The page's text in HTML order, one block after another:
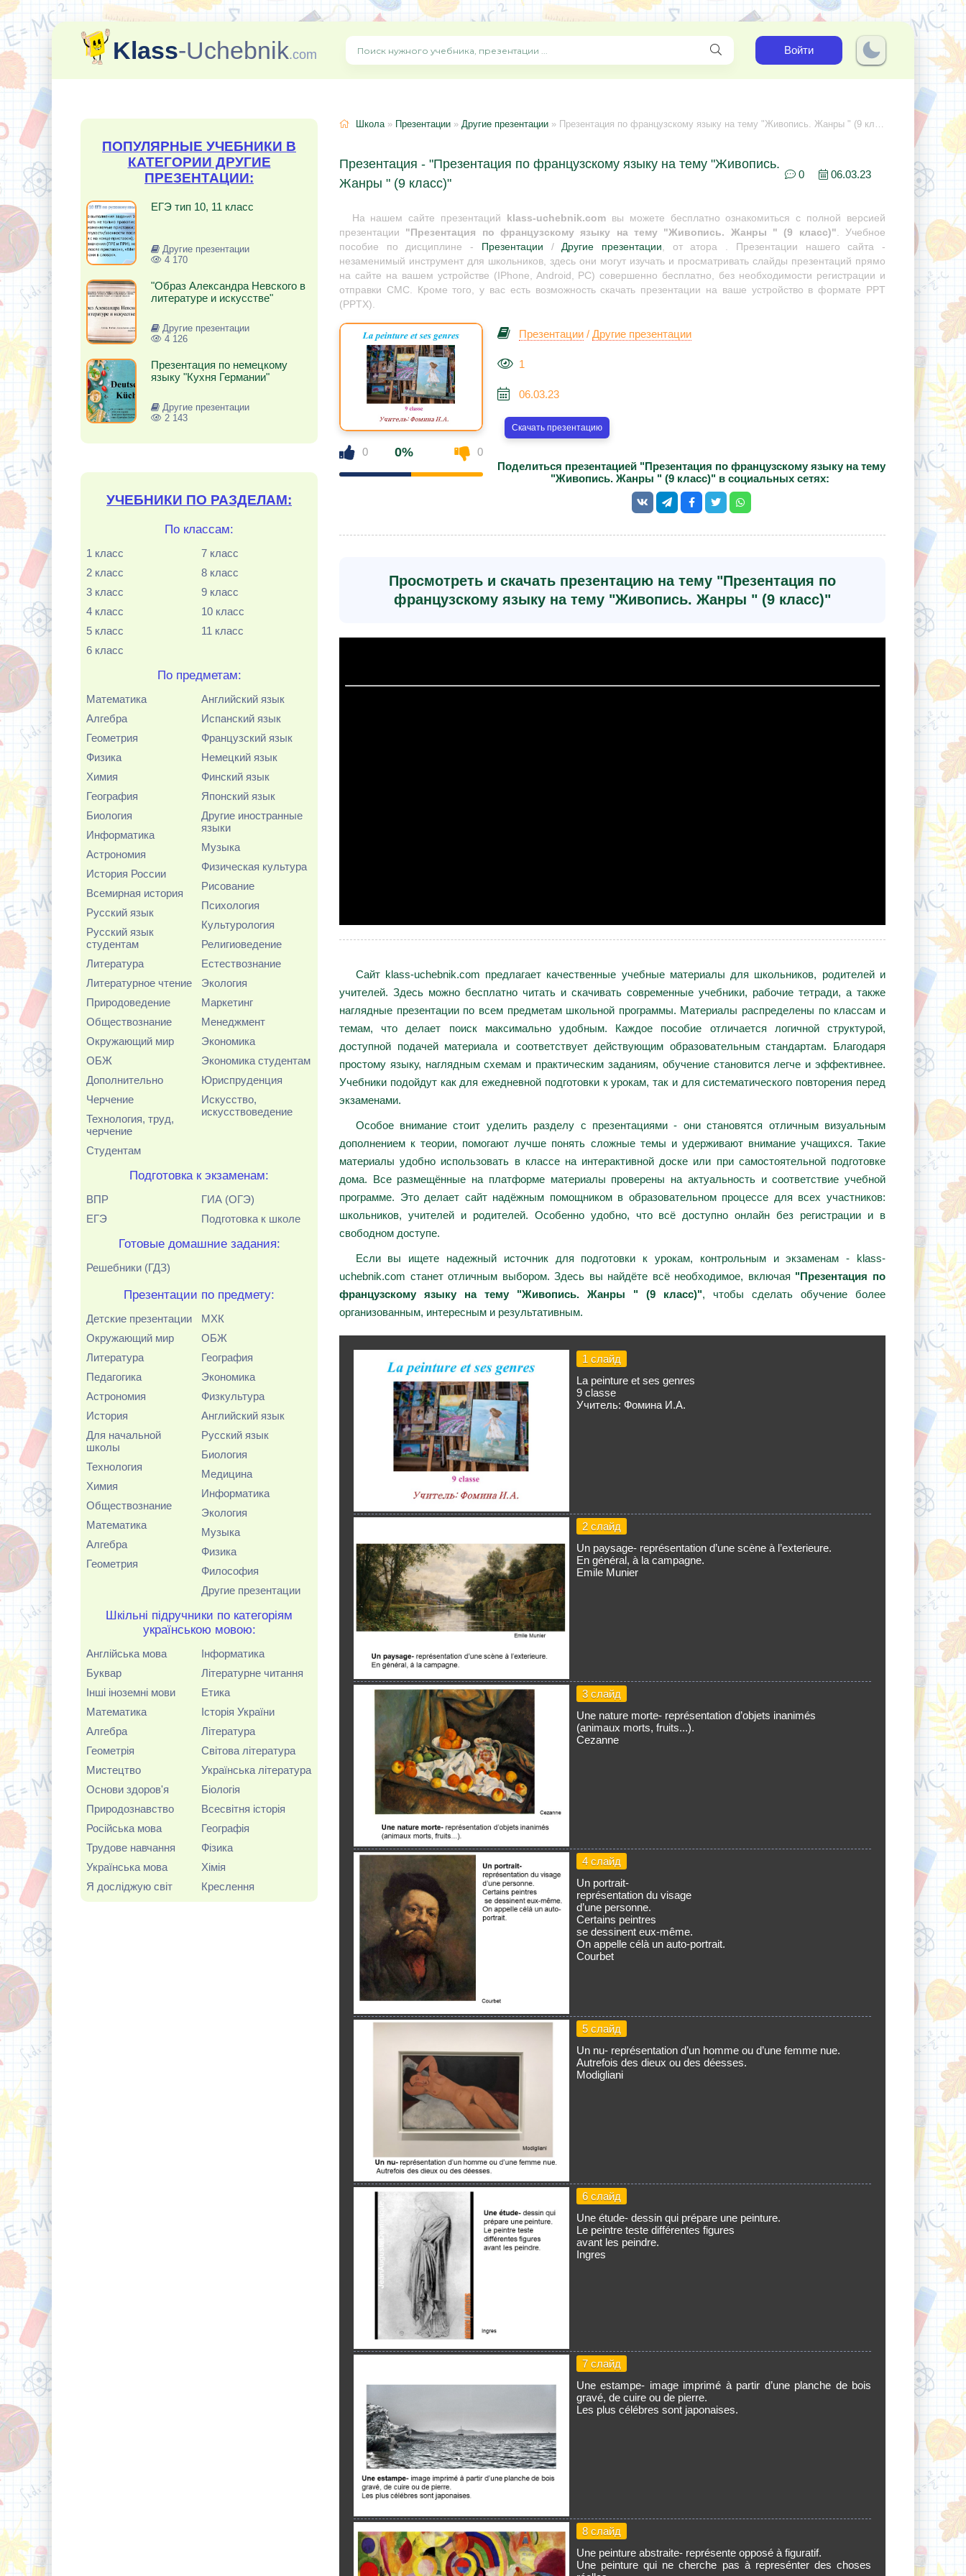
Klass-Uchebnik.com Войти
ПОПУЛЯРНЫЕ УЧЕБНИКИ В
КАТЕГОРИИ ДРУГИЕ
ПРЕЗЕНТАЦИИ:
ЕГЭ тип 10, 11 класс
Другие презентации
4 170
"Образ Александра Невского в
литературе и искусстве"
Другие презентации
4 126
Презентация по немецкому
языку "Кухня Германии"
Другие презентации
2 143
УЧЕБНИКИ ПО РАЗДЕЛАМ:
По классам:
1 класс
2 класс
3 класс
4 класс
5 класс
6 класс
7 класс
8 класс
9 класс
10 класс
11 класс
По предметам:
Математика
Алгебра
Геометрия
Физика
Химия
География
Биология
Информатика
Астрономия
История России
Всемирная история
Русский язык
Русский язык
студентам
Литература
Литературное чтение
Природоведение
Обществознание
Окружающий мир
ОБЖ
Дополнительно
Черчение
Технология, труд,
черчение
Студентам
Английский язык
Испанский язык
Французский язык
Немецкий язык
Финский язык
Японский язык
Другие иностранные
языки
Музыка
Физическая культура
Рисование
Психология
Культурология
Религиоведение
Естествознание
Экология
Маркетинг
Менеджмент
Экономика
Экономика студентам
Юриспруденция
Искусство,
искусствоведение
Подготовка к экзаменам:
ВПР
ЕГЭ
ГИА (ОГЭ)
Подготовка к школе
Готовые домашние задания:
Решебники (ГДЗ)
Презентации по предмету:
Детские презентации
Окружающий мир
Литература
Педагогика
Астрономия
История
Для начальной
школы
Технология
Химия
Обществознание
Математика
Алгебра
Геометрия
МХК
ОБЖ
География
Экономика
Физкультура
Английский язык
Русский язык
Биология
Медицина
Информатика
Экология
Музыка
Физика
Философия
Другие презентации
Шкільні підручники по категоріям
українською мовою:
Англійська мова
Буквар
Інші іноземні мови
Математика
Алгебра
Геометрія
Мистецтво
Основи здоров'я
Природознавство
Російська мова
Трудове навчання
Українська мова
Я досліджую світ
Інформатика
Літературне читання
Етика
Історія України
Література
Світова література
Українська література
Біологія
Всесвітня історія
Географія
Фізика
Хімія
Креслення
Школа» Презентации » Другие презентации » Презентация по французскому языку на тему "Живопись. Жанры " (9 класс)
Презентация - "Презентация по французскому языку на тему "Живопись.
Жанры " (9 класс)"
0 06.03.23
На нашем сайте презентаций klass-uchebnik.comвы можете бесплатно ознакомиться с полной версией
презентации "Презентация по французскому языку на тему "Живопись. Жанры " (9 класс)". Учебное
пособие по дисциплине -
Презентации /Другие презентации, от атора . Презентации нашего сайта -
незаменимый инструмент для школьников, здесь они могут изучать и просматривать слайды презентаций прямо
на сайте на вашем устройстве (IPhone, Android, PC) совершенно бесплатно, без необходимости регистрации и
отправки СМС. Кроме того, у вас есть возможность скачать презентации на ваше устройство в формате PPT
(PPTX).
0 0% 0
Презентации / Другие презентации
1
06.03.23
Скачать презентацию
Поделиться презентацией "Презентация по французскому языку на тему
"Живопись. Жанры " (9 класс)" в социальных сетях:
Просмотреть и скачать презентацию на тему "Презентация по
французскому языку на тему "Живопись. Жанры " (9 класс)"
Сайт klass-uchebnik.com предлагает качественные учебные материалы для школьников, родителей и
учителей. Здесь можно бесплатно читать и скачивать современные учебники, рабочие тетради, а также
наглядные презентации по всем предметам школьной программы. Материалы распределены по классам и
темам, что делает поиск максимально удобным. Каждое пособие отличается логичной структурой,
доступной подачей материала и соответствует действующим образовательным стандартам. Благодаря
простому языку, наглядным схемам и практическим заданиям, обучение становится легче и эффективнее.
Учебники подойдут как для ежедневной подготовки к урокам, так и для систематического повторения перед
экзаменами.
Особое внимание стоит уделить разделу с презентациями - они становятся отличным визуальным
дополнением к теории, помогают лучше понять сложные темы и удерживают внимание учащихся. Такие
материалы удобно использовать в классе на интерактивной доске или при самостоятельной подготовке
дома. Все размещённые на платформе материалы проверены на актуальность и соответствие учебной
программе. Это делает сайт надёжным помощником в образовательном процессе для всех участников:
школьников, учителей и родителей. Особенно удобно, что всё доступно онлайн без регистрации и в
свободном доступе.
Если вы ищете надежный источник для подготовки к урокам, контрольным и экзаменам - klass-
uchebnik.com станет отличным выбором. Здесь вы найдёте всё необходимое, включая "Презентация по
французскому языку на тему "Живопись. Жанры " (9 класс)", чтобы сделать обучение более
организованным, интересным и результативным.
1 слайд
La peinture et ses genres
9 classe
Учитель: Фомина И.А.
2 слайд
Un paysage- représentation d’une scène à l’exterieure.
En général, à la campagne.
Emile Munier
3 слайд
Une nature morte- représentation d’objets inanimés
(animaux morts, fruits...).
Cezanne
4 слайд
Un portrait-
représentation du visage
d’une personne.
Certains peintres
se dessinent eux-même.
On appelle célà un auto-portrait.
Courbet
5 слайд
Un nu- représentation d’un homme ou d’une femme nue.
Autrefois des dieux ou des déesses.
Modigliani
6 слайд
Une étude- dessin qui prépare une peinture.
Le peintre teste différentes figures
avant les peindre.
Ingres
7 слайд
Une estampe- image imprimé à partir d’une planche de bois
gravé, de cuire ou de pierre.
Les plus célébres sont japonaises.
8 слайд
Une peinture abstraite- représente opposé à figuratif.
Une peinture qui ne cherche pas à represénter des choses